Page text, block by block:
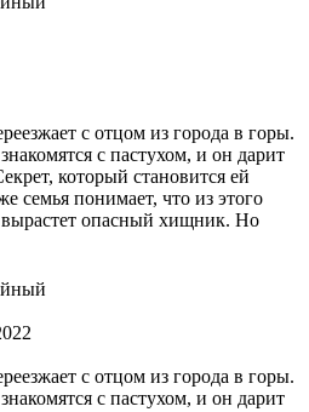
с отцом из города в горы.
с пастухом, и он дарит
который становится ей
семья понимает, что из этого
вырастет опасный хищник. Но
с отцом из города в горы.
с пастухом, и он дарит